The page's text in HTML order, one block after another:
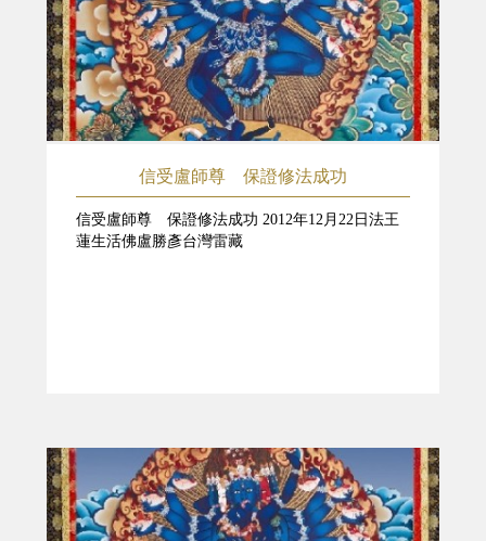
信受盧師尊 保證修法成功
信受盧師尊 保證修法成功 2012年12月22日法王
蓮生活佛盧勝彥台灣雷藏